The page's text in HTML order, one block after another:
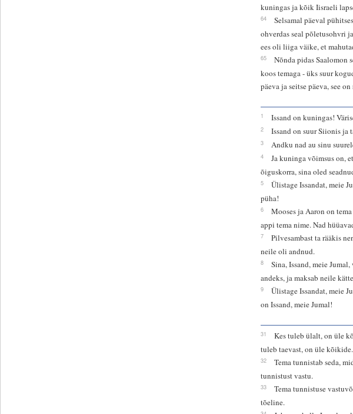
kuningas ja kõik Iisraeli
64
Selsamal päeval
ohverdas seal põletusohvri
ees oli liiga väike, et
65
Nõnda pidas Saalomon
koos temaga - üks suur
päeva ja seitse päeva, see
1 Issand on kuningas!
2 Issand on suur Siionis ja
3 Andku nad au sinu
4
Ja kuninga võimsus on,
õiguskorra, sina oled
5
Ülistage Issandat, meie
püha!
6
Mooses ja Aaron on
appi tema nime. Nad
7
Pilvesambast ta rääkis
neile oli andnud.
8
Sina, Issand, meie
andeks, ja maksab neile
9
Ülistage Issandat, meie
on Issand, meie Jumal!
31
Kes tuleb ülalt, on üle
tuleb taevast, on üle kõikide.
32
Tema tunnistab seda,
tunnistust vastu.
33
Tema tunnistuse
tõeline.